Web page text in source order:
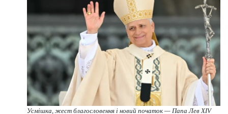
Усмішка, жест благословення і новий початок — Папа Лев XIV